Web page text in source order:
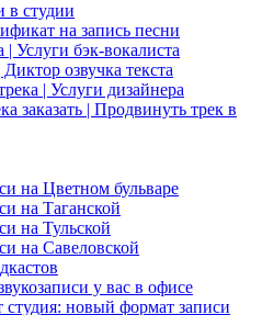
в студии
на запись песни
| Услуги бэк-вокалиста
Диктор озвучка текста
| Услуги дизайнера
заказать | Продвинуть трек в
на Цветном бульваре
на Таганской
на Тульской
на Савеловской
у вас в офисе
студия: новый формат записи